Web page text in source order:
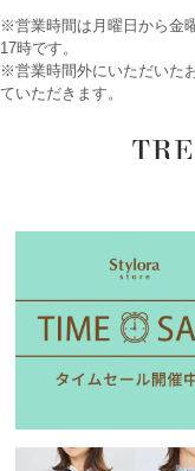
※営業時間は月曜日から金
17時です。
※営業時間外にいただいた
ていただきます。